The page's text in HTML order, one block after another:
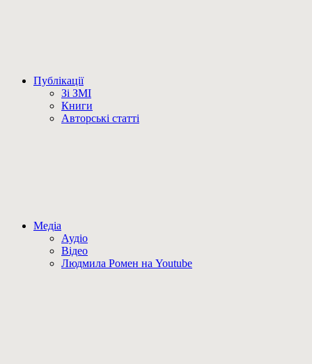
Публікації
Зі ЗМІ
Книги
Авторські статті
Медіа
Аудіо
Відео
Людмила Ромен на Youtube